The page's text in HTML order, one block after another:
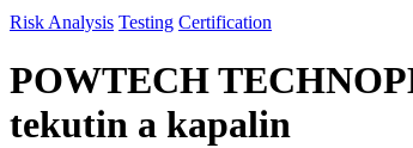
Risk Analysis Testing Certification
POWTECH
tekutin a kapalin